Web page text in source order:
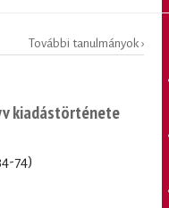
kiadástörténete
74)
További tanulmányok ›